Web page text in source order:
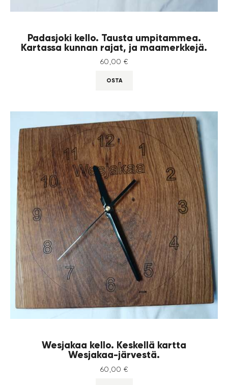
Padasjoki kello. Tausta umpitammea.
Kartassa kunnan rajat, ja maamerkkejä.
60,00 €
OSTA
Wesjakaa kello. Keskellä kartta
Wesjakaa-järvestä.
60 00 €